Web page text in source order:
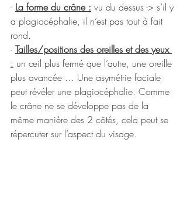
- La forme du crâne : vu du dessus -> s’il y
a plagiocéphalie, il n’est pas tout à fait
rond.
- Tailles/positions des oreilles et des yeux
: un œil plus fermé que l’autre, une oreille
plus avancée … Une asymétrie faciale
peut révéler une plagiocéphalie. Comme
le crâne ne se développe pas de la
même manière des 2 côtés, cela peut se
répercuter sur l’aspect du visage.